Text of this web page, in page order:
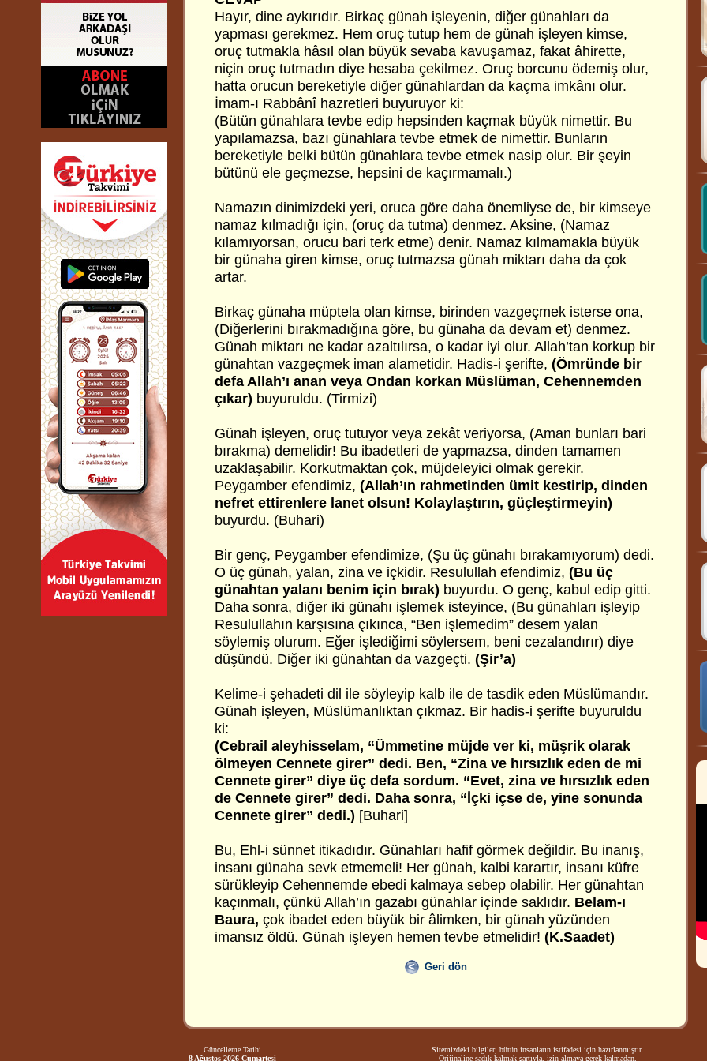
Hayır, dine aykırıdır. Birkaç günah işleyenin, diğer günahları da
yapması gerekmez. Hem oruç tutup hem de günah işleyen kimse,
oruç tutmakla hâsıl olan büyük sevaba kavuşamaz, fakat âhirette,
niçin oruç tutmadın diye hesaba çekilmez. Oruç borcunu ödemiş olur,
hatta orucun bereketiyle diğer günahlardan da kaçma imkânı olur.
İmam-ı Rabbânî hazretleri buyuruyor ki:
(Bütün günahlara tevbe edip hepsinden kaçmak büyük nimettir. Bu
yapılamazsa, bazı günahlara tevbe etmek de nimettir. Bunların
bereketiyle belki bütün günahlara tevbe etmek nasip olur. Bir şeyin
bütünü ele geçmezse, hepsini de kaçırmamalı.)
Namazın dinimizdeki yeri, oruca göre daha önemliyse de, bir kimseye
namaz kılmadığı için, (oruç da tutma) denmez. Aksine, (Namaz
kılamıyorsan, orucu bari terk etme) denir. Namaz kılmamakla büyük
bir günaha giren kimse, oruç tutmazsa günah miktarı daha da çok
artar.
Birkaç günaha müptela olan kimse, birinden vazgeçmek isterse ona,
(Diğerlerini bırakmadığına göre, bu günaha da devam et) denmez.
Günah miktarı ne kadar azaltılırsa, o kadar iyi olur. Allah’tan korkup bir
günahtan vazgeçmek iman alametidir. Hadis-i şerifte, (Ömründe bir
defa Allah’ı anan veya Ondan korkan Müslüman, Cehennemden
çıkar) buyuruldu. (Tirmizi)
Günah işleyen, oruç tutuyor veya zekât veriyorsa, (Aman bunları bari
bırakma) demelidir! Bu ibadetleri de yapmazsa, dinden tamamen
uzaklaşabilir. Korkutmaktan çok, müjdeleyici olmak gerekir.
Peygamber efendimiz, (Allah’ın rahmetinden ümit kestirip, dinden
nefret ettirenlere lanet olsun! Kolaylaştırın, güçleştirmeyin)
buyurdu. (Buhari)
Bir genç, Peygamber efendimize, (Şu üç günahı bırakamıyorum) dedi.
O üç günah, yalan, zina ve içkidir. Resulullah efendimiz, (Bu üç
günahtan yalanı benim için bırak) buyurdu. O genç, kabul edip gitti.
Daha sonra, diğer iki günahı işlemek isteyince, (Bu günahları işleyip
Resulullahın karşısına çıkınca, “Ben işlemedim” desem yalan
söylemiş olurum. Eğer işlediğimi söylersem, beni cezalandırır) diye
düşündü. Diğer iki günahtan da vazgeçti. (Şir’a)
Kelime-i şehadeti dil ile söyleyip kalb ile de tasdik eden Müslümandır.
Günah işleyen, Müslümanlıktan çıkmaz. Bir hadis-i şerifte buyuruldu
ki:
(Cebrail aleyhisselam, “Ümmetine müjde ver ki, müşrik olarak
ölmeyen Cennete girer” dedi. Ben, “Zina ve hırsızlık eden de mi
Cennete girer” diye üç defa sordum. “Evet, zina ve hırsızlık eden
de Cennete girer” dedi. Daha sonra, “İçki içse de, yine sonunda
Cennete girer” dedi.) [Buhari]
Bu, Ehl-i sünnet itikadıdır. Günahları hafif görmek değildir. Bu inanış,
insanı günaha sevk etmemeli! Her günah, kalbi karartır, insanı küfre
sürükleyip Cehennemde ebedi kalmaya sebep olabilir. Her günahtan
kaçınmalı, çünkü Allah’ın gazabı günahlar içinde saklıdır. Belam-ı
Baura, çok ibadet eden büyük bir âlimken, bir günah yüzünden
imansız öldü. Günah işleyen hemen tevbe etmelidir! (K.Saadet)
Geri dön
Güncelleme Tarihi
8 Ağustos 2026 Cumartesi
Sitemizdeki bilgiler, bütün insanların istifadesi için hazırlanmıştır.
Orijinaline sadık kalmak şartıyla, izin almaya gerek kalmadan,